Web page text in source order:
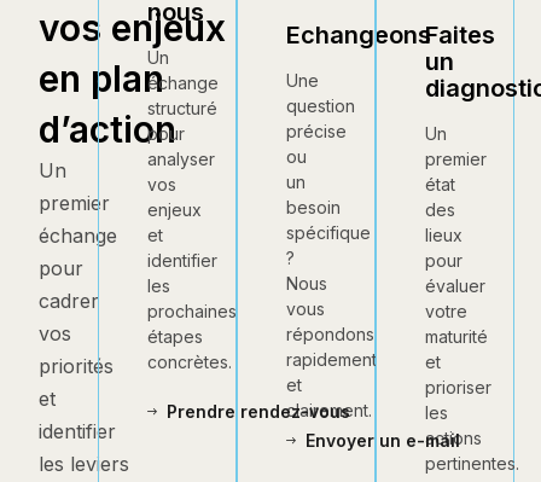
vos enjeux
en plan
d’action
Un
premier
échange
pour
cadrer
vos
priorités
et
identifier
les leviers
nous
Un
échange
structuré
pour
analyser
vos
enjeux
et
identifier
les
prochaines
étapes
concrètes.
Prendre rendez-vous
Echangeons
Une
question
précise
ou
un
besoin
spécifique
?
Nous
vous
répondons
rapidement
et
clairement.
Envoyer un e-mail
Faites
un
Un
premier
état
des
lieux
pour
évaluer
votre
maturité
et
prioriser
les
actions
pertinentes.